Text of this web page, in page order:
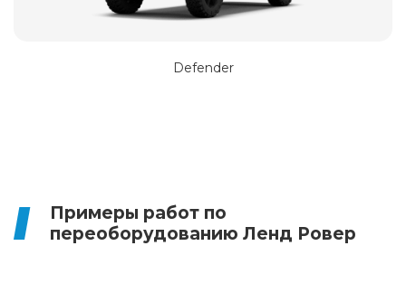
Defender
Примеры работ по
переоборудованию Ленд Ровер